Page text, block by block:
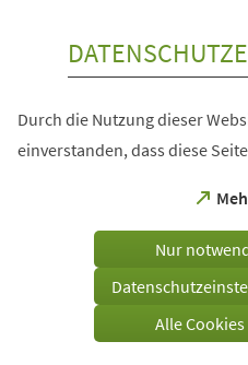
Durch die Nutzung dieser
einverstanden, dass diese
(Öffnet
einem
Tab)
Nur
Alle